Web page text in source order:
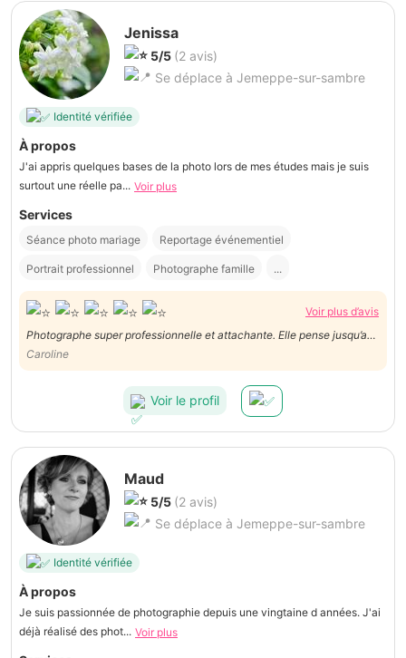
Jenissa
5/5 (2 avis)
Se déplace à Jemeppe-sur-sambre
Identité vérifiée
À propos
J'ai appris quelques bases de la photo lors de mes études mais je suis
surtout une réelle pa... Voir plus
Services
Séance photo mariage Reportage événementiel
Portrait professionnel Photographe famille ...
Voir plus d’avis
Photographe super professionnelle et attachante. Elle pense jusqu’au
petit détail. Nous n’hésiterons pas à faire de nouveau appel à ses
services!
Caroline
Voir le profil
Maud
5/5 (2 avis)
Se déplace à Jemeppe-sur-sambre
Identité vérifiée
À propos
Je suis passionnée de photographie depuis une vingtaine d années. J'ai
déjà réalisé des phot... Voir plus